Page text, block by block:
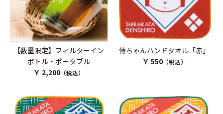
【数量限定】フィルターイン
ボトル・ポータブル
￥ 2,200（税込）
傳ちゃんハンドタオル「赤」
￥ 550（税込）